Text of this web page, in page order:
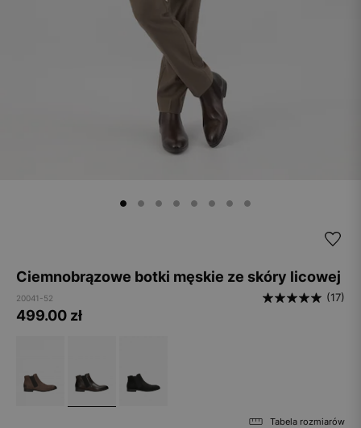
Ciemnobrązowe botki męskie ze skóry licowej
20041-52 (17)
499.00 zł
Tabela rozmiarów